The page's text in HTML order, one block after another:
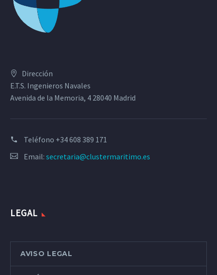
Dirección
E.T.S. Ingenieros Navales
Avenida de la Memoria, 4 28040 Madrid
Teléfono +34 608 389 171
Email: secretaria@clustermaritimo.es
LEGAL
AVISO LEGAL